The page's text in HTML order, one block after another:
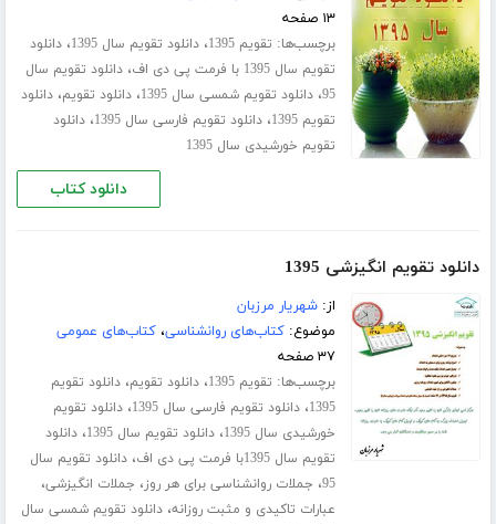
۱۳ صفحه
برچسب‌ها: تقویم 1395 ،دانلود تقویم سال 1395 ،دانلود
تقویم سال 1395 با فرمت پی دی اف
،دانلود تقویم سال
95،دانلود تقویم شمسی سال 1395 ،دانلود تقویم،دانلود
تقویم 1395
،دانلود تقویم فارسی سال 1395 ،دانلود
تقویم خورشیدی سال 1395
دانلود کتاب
دانلود تقویم انگیزشی 1395
از:شهریار مرزبان
موضوع:کتاب‌های روانشناسی،کتاب‌های عمومی
۳۷ صفحه
برچسب‌ها: تقویم 1395 ،دانلود تقویم،دانلود تقویم
1395،دانلود تقویم فارسی سال 1395 ،دانلود تقویم
خورشیدی سال 1395
،دانلود تقویم سال 1395 ،دانلود
تقویم سال 1395با فرمت پی دی اف
،دانلود تقویم سال
95، جملات روانشناسی برای هر روز، جملات انگیزشی،
عبارات تاکیدی و مثبت روزانه،دانلود تقویم شمسی سال